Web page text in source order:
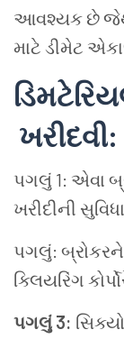
આવશ્યક છે
માટે ડીમેટ
ખરીદવી:
પગલું 1: એવા
ખરીદીની
પગલું:
ક્લિયરિંગ
પગલું 3: